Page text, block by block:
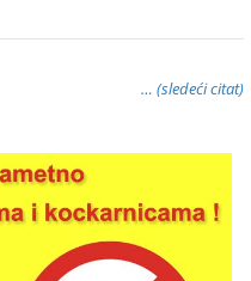
… (sledeći citat)